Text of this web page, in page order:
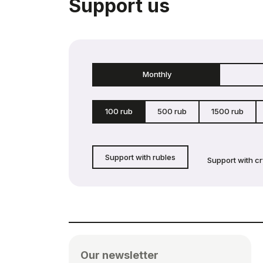
Support us
Monthly
100 rub 500 rub 1500 rub
Support with rubles Support with
Our newsletter